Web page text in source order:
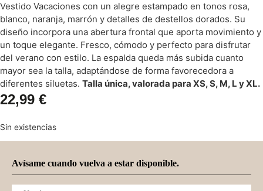
Vestido Vacaciones con un alegre estampado en tonos rosa,
blanco, naranja, marrón y detalles de destellos dorados. Su
diseño incorpora una abertura frontal que aporta movimiento y
un toque elegante. Fresco, cómodo y perfecto para disfrutar
del verano con estilo. La espalda queda más subida cuanto
mayor sea la talla, adaptándose de forma favorecedora a
diferentes siluetas. Talla única, valorada para XS, S, M, L y XL.
22,99 €
Sin existencias
Avísame cuando vuelva a estar disponible.